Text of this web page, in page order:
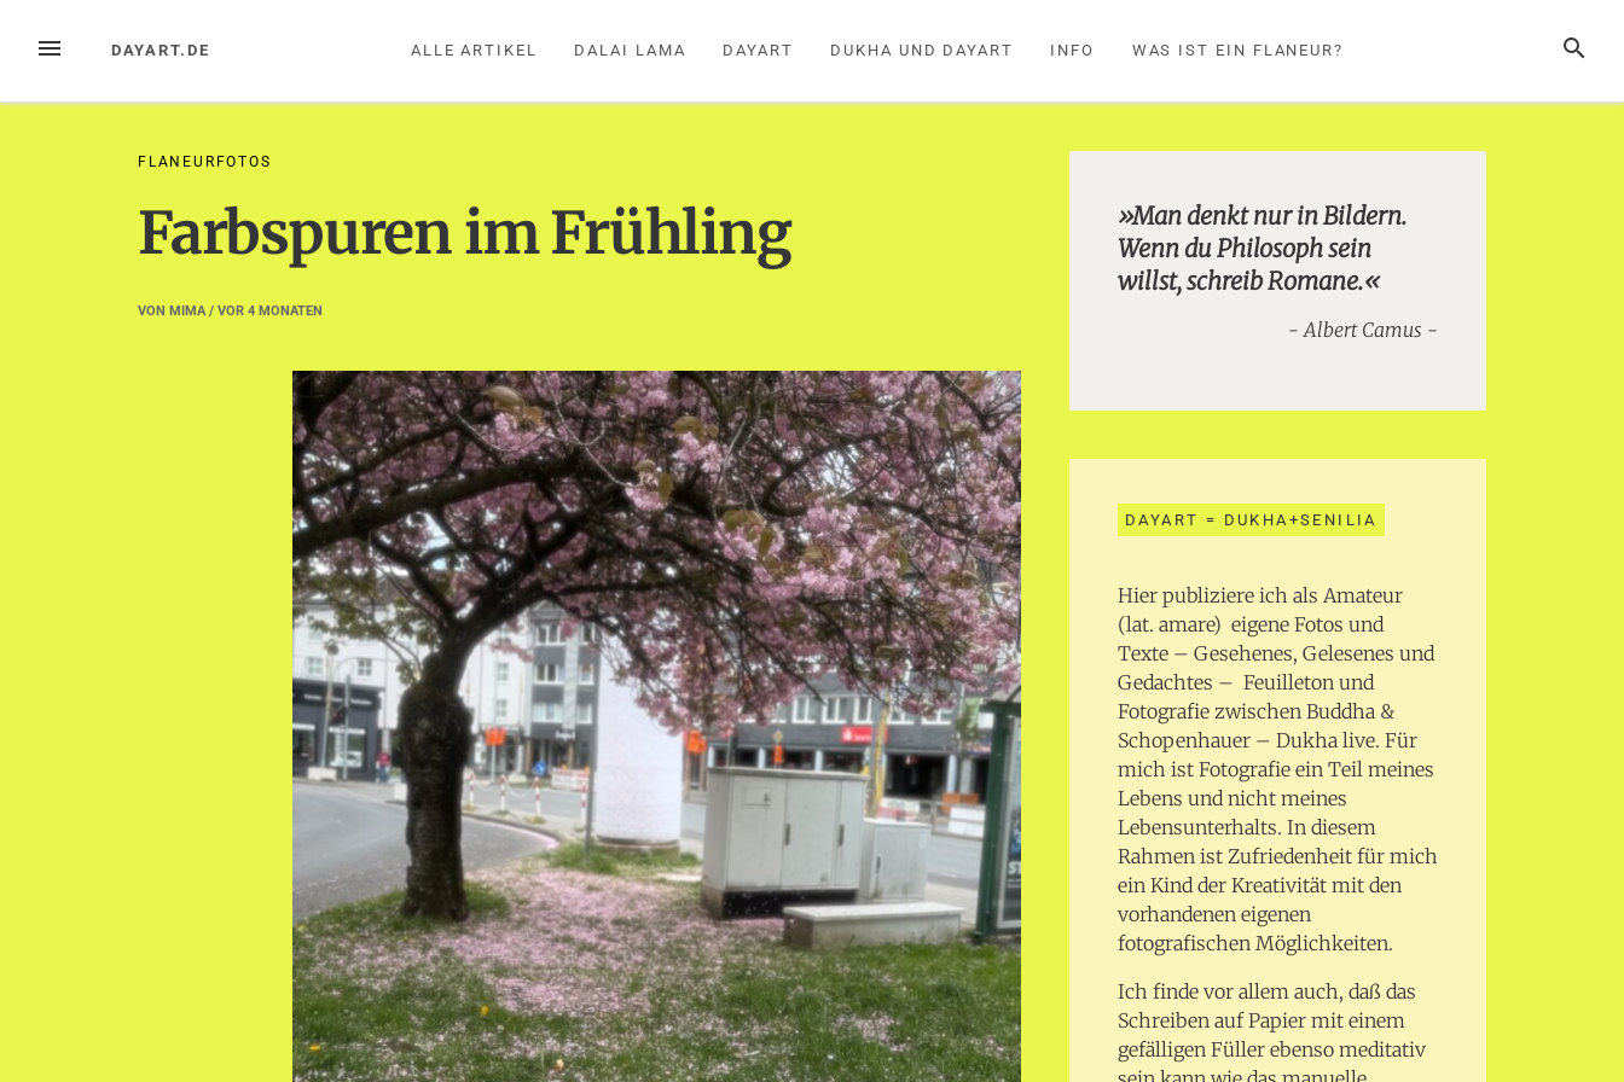
InhaltMENÜ SUCHE
DAYART.DE ALLE ARTIKEL DALAI LAMA DAYART DUKHA UND DAYART INFO WAS IST EIN FLANEUR?
FLANEURFOTOS
Farbspuren im Frühling
VON MIMA/ VOR 4 MONATEN
»Man denkt nur in Bildern.
Wenn du Philosoph sein
willst, schreib Romane.«
Albert Camus
DAYART = DUKHA+SENILIA
Hier publiziere ich als Amateur
(lat. amare) eigene Fotos und
Texte – Gesehenes, Gelesenes und
Gedachtes – Feuilleton und
Fotografie zwischen Buddha &
Schopenhauer – Dukha live. Für
mich ist Fotografie ein Teil meines
Lebens und nicht meines
Lebensunterhalts. In diesem
Rahmen ist Zufriedenheit für mich
ein Kind der Kreativität mit den
vorhandenen eigenen
fotografischen Möglichkeiten.
Ich finde vor allem auch, daß das
Schreiben auf Papier mit einem
gefälligen Füller ebenso meditativ